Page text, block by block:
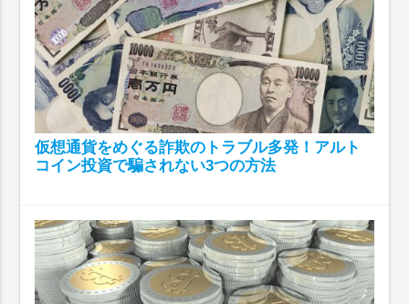
仮想通貨をめぐる詐欺のトラブル多発！アルト
コイン投資で騙されない3つの方法